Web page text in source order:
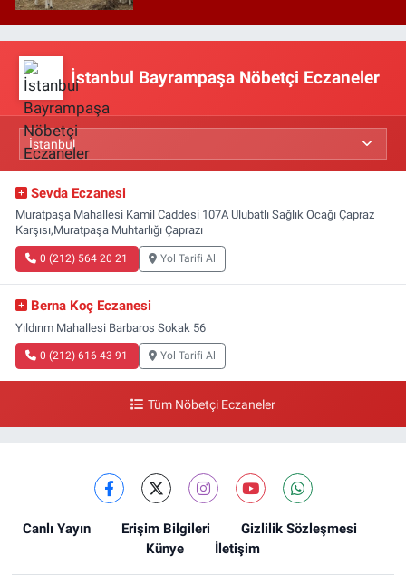
İstanbul Bayrampaşa Nöbetçi Eczaneler
Sevda Eczanesi
Muratpaşa Mahallesi Kamil Caddesi 107A Ulubatlı Sağlık Ocağı Çapraz
Karşısı,Muratpaşa Muhtarlığı Çaprazı
0 (212) 564 20 21 Yol Tarifi Al
Berna Koç Eczanesi
Yıldırım Mahallesi Barbaros Sokak 56
0 (212) 616 43 91 Yol Tarifi Al
Tüm Nöbetçi Eczaneler
Canlı Yayın Erişim Bilgileri
Gizlilik Sözleşmesi
Künye
İletişim